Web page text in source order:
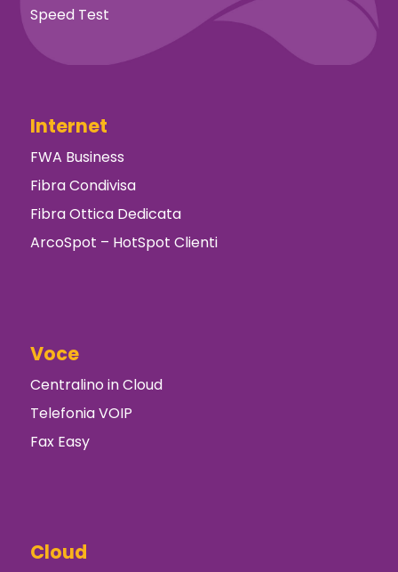
Speed Test
Internet
FWA Business
Fibra Condivisa
Fibra Ottica Dedicata
ArcoSpot – HotSpot Clienti
Voce
Centralino in Cloud
Telefonia VOIP
Fax Easy
Cloud